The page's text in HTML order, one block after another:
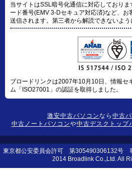
当サイトはSSL暗号化通信に対応しており
ード番号(EMV 3-Dセキュア対応済)など、お
送信されます。第三者から解読できないよう
ブロードリンクは2007年10月10日、情報セ
ム「ISO27001」の認証を取得しました。
激安中古パソコンなら 中古
中古ノートパソコンや中古デスクトップ
東京都公安委員会許可 第305490306132号
2014 Broadlink Co.,Ltd. All